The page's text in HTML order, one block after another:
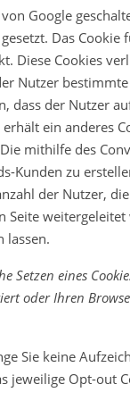
Google
Das Cookie
Diese Cookies
Nutzer
dass der Nutzer
ein anderes
mithilfe des
Kunden zu
der Nutzer,
Seite
lassen.
eines
oder Ihren
Sie keine
jeweilige Opt-out